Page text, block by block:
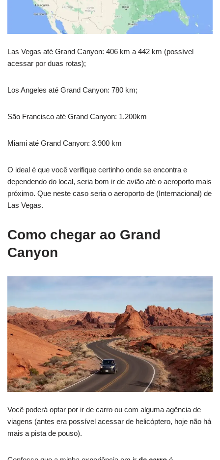
Las Vegas até Grand Canyon: 406 km a 442 km (possível
acessar por duas rotas);
Los Angeles até Grand Canyon: 780 km;
São Francisco até Grand Canyon: 1.200km
Miami até Grand Canyon: 3.900 km
O ideal é que você verifique certinho onde se encontra e
dependendo do local, seria bom ir de avião até o aeroporto mais
próximo. Que neste caso seria o aeroporto de (Internacional) de
Las Vegas.
Como chegar ao Grand
Canyon
Você poderá optar por ir de carro ou com alguma agência de
viagens (antes era possível acessar de helicóptero, hoje não há
mais a pista de pouso).